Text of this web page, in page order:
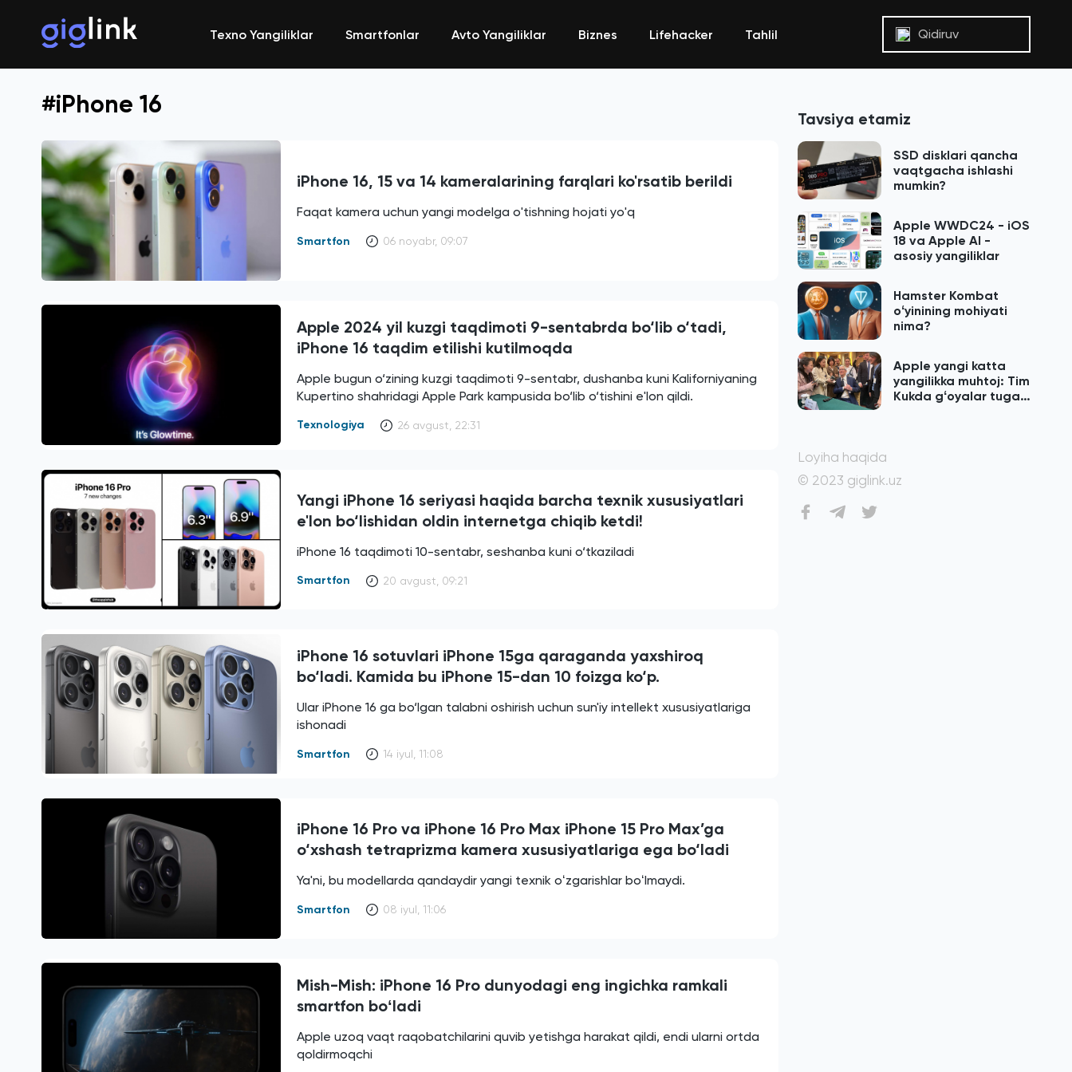
Texno Yangiliklar Smartfonlar Avto Yangiliklar Biznes Lifehacker Tahlil Qidiruv
#iPhone 16
iPhone 16, 15 va 14 kameralarining farqlari ko'rsatib berildi
Faqat kamera uchun yangi modelga o'tishning hojati yo'q
Smartfon 06 noyabr, 09:07
Apple 2024 yil kuzgi taqdimoti 9-sentabrda bo‘lib o‘tadi,
iPhone 16 taqdim etilishi kutilmoqda
Apple bugun o‘zining kuzgi taqdimoti 9-sentabr, dushanba kuni Kaliforniyaning
Kupertino shahridagi Apple Park kampusida bo‘lib o‘tishini e'lon qildi.
Texnologiya 26 avgust, 22:31
Yangi iPhone 16 seriyasi haqida barcha texnik xususiyatlari
e'lon bo‘lishidan oldin internetga chiqib ketdi!
iPhone 16 taqdimoti 10-sentabr, seshanba kuni o‘tkaziladi
Smartfon 20 avgust, 09:21
iPhone 16 sotuvlari iPhone 15ga qaraganda yaxshiroq
bo‘ladi. Kamida bu iPhone 15-dan 10 foizga ko‘p.
Ular iPhone 16 ga bo‘lgan talabni oshirish uchun sun'iy intellekt xususiyatlariga
ishonadi
Smartfon 14 iyul, 11:08
iPhone 16 Pro va iPhone 16 Pro Max iPhone 15 Pro Max’ga
o‘xshash tetraprizma kamera xususiyatlariga ega bo‘ladi
Ya'ni, bu modellarda qandaydir yangi texnik oʻzgarishlar boʻlmaydi.
Smartfon 08 iyul, 11:06
Mish-Mish: iPhone 16 Pro dunyodagi eng ingichka ramkali
smartfon boʻladi
Apple uzoq vaqt raqobatchilarini quvib yetishga harakat qildi, endi ularni ortda
qoldirmoqchi
Tavsiya etamiz
SSD disklari qancha
vaqtgacha ishlashi
mumkin?
Apple WWDC24 - iOS
18 va Apple AI -
asosiy yangiliklar
Hamster Kombat
oʻyinining mohiyati
nima?
Apple yangi katta
yangilikka muhtoj: Tim
Kukda gʻoyalar tugab
Loyiha haqida
© 2023 giglink.uz